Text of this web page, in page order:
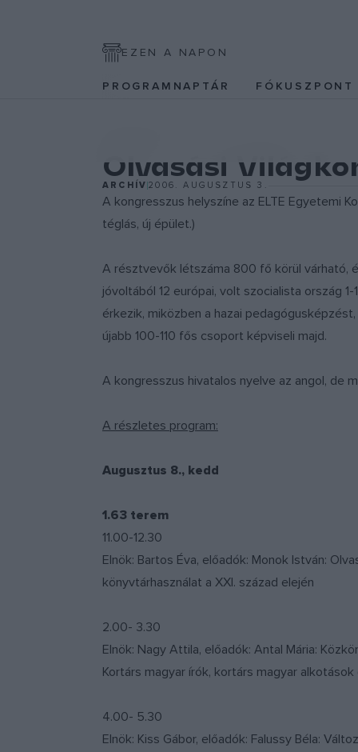
EZEN A NAPON
PROGRAMNAPTÁR FÓKUSZPONT
Olvasási
ARCHÍV2006. AUGUSZTUS 3.
A kongresszus helyszíne az ELTE Egyetemi
téglás, új épület.)
A résztvevők létszáma 800 fő körül várható,
jóvoltából 12 európai, volt szocialista ország
érkezik, miközben a hazai
újabb 100-110 fős csoport képviseli majd.
A kongresszus hivatalos nyelve az angol, de
A részletes program:
Augusztus 8., kedd
1.63 terem
11.00-12.30
Elnök: Bartos Éva, előadók: Monok István:
könyvtárhasználat a XXI. század elején
2.00- 3.30
Elnök: Nagy Attila, előadók: Antal Mária:
Kortárs magyar írók, kortárs magyar
4.00- 5.30
Elnök: Kiss Gábor, előadók: Falussy Béla: